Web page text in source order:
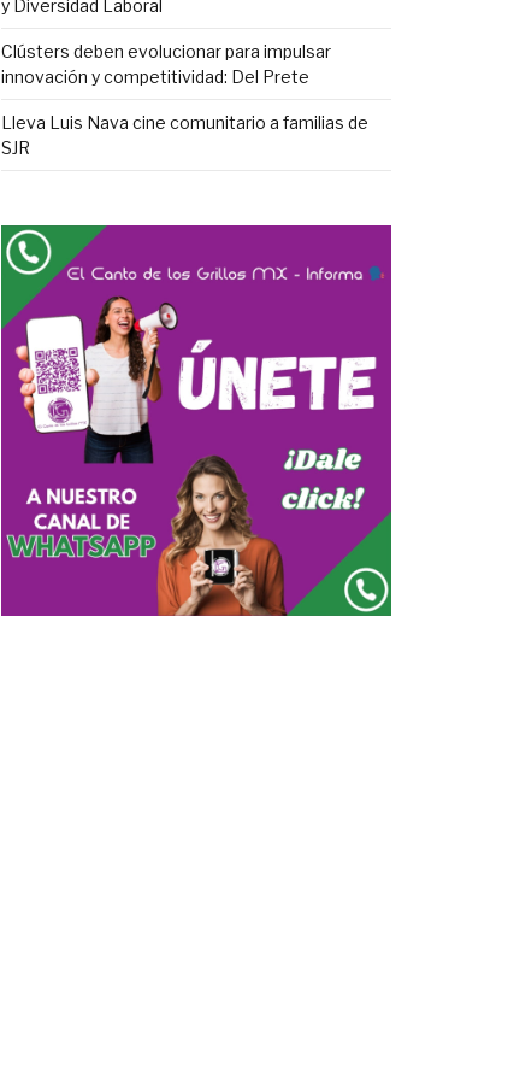
y Diversidad Laboral
Clústers deben evolucionar para impulsar
innovación y competitividad: Del Prete
Lleva Luis Nava cine comunitario a familias de
SJR